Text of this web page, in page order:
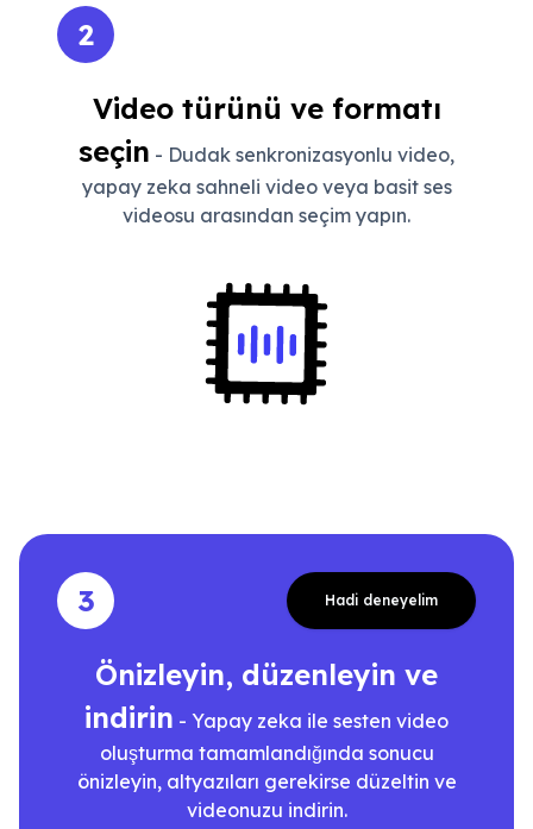
2
Video türünü ve formatı
seçin - Dudak senkronizasyonlu video,
yapay zeka sahneli video veya basit ses
videosu arasından seçim yapın.
3 Hadi deneyelim
Önizleyin, düzenleyin ve
indirin - Yapay zeka ile sesten video
oluşturma tamamlandığında sonucu
önizleyin, altyazıları gerekirse düzeltin ve
videonuzu indirin.